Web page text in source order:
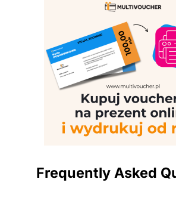
Frequently Asked